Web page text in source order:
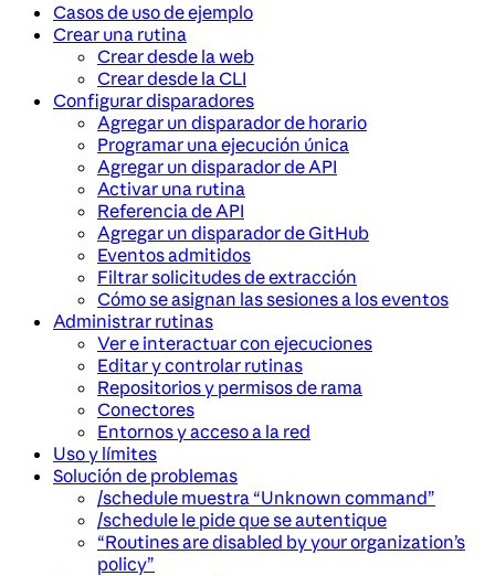
Casos de uso de ejemplo
Crear una rutina
Crear desde la web
Crear desde la CLI
Configurar disparadores
Agregar un disparador de horario
Programar una ejecución única
Agregar un disparador de API
Activar una rutina
Referencia de API
Agregar un disparador de GitHub
Eventos admitidos
Filtrar solicitudes de extracción
Cómo se asignan las sesiones a los eventos
Administrar rutinas
Ver e interactuar con ejecuciones
Editar y controlar rutinas
Repositorios y permisos de rama
Conectores
Entornos y acceso a la red
Uso y límites
Solución de problemas
/schedule muestra “Unknown command”
/schedule le pide que se autentique
“Routines are disabled by your organization’s
policy”